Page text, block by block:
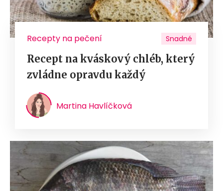
Recepty na pečení Snadné
Recept na kváskový chléb, který
zvládne opravdu každý
Martina Havlíčková